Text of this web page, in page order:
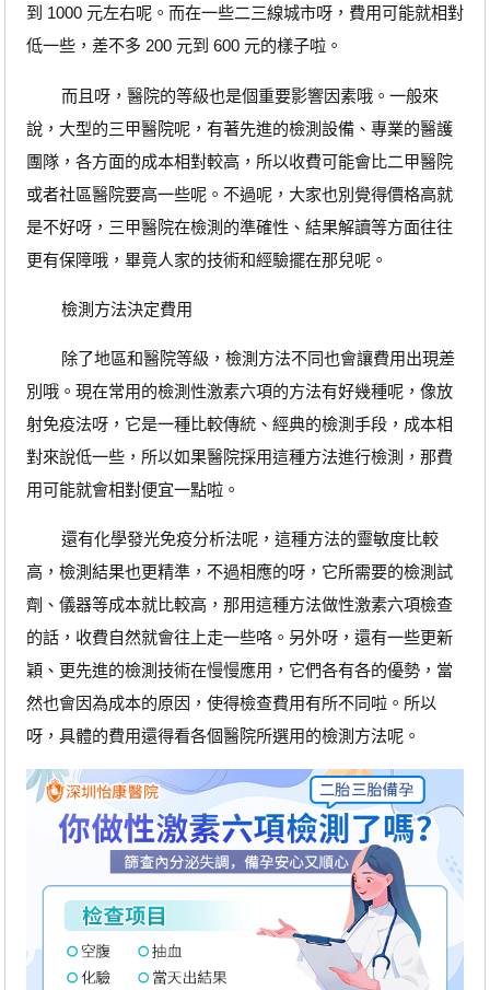
到 1000 元左右呢。而在一些二三線城市呀，費用可能就相對
低一些，差不多 200 元到 600 元的樣子啦。
而且呀，醫院的等級也是個重要影響因素哦。一般來
說，大型的三甲醫院呢，有著先進的檢測設備、專業的醫護
團隊，各方面的成本相對較高，所以收費可能會比二甲醫院
或者社區醫院要高一些呢。不過呢，大家也別覺得價格高就
是不好呀，三甲醫院在檢測的準確性、結果解讀等方面往往
更有保障哦，畢竟人家的技術和經驗擺在那兒呢。
檢測方法決定費用
除了地區和醫院等級，檢測方法不同也會讓費用出現差
別哦。現在常用的檢測性激素六項的方法有好幾種呢，像放
射免疫法呀，它是一種比較傳統、經典的檢測手段，成本相
對來說低一些，所以如果醫院採用這種方法進行檢測，那費
用可能就會相對便宜一點啦。
還有化學發光免疫分析法呢，這種方法的靈敏度比較
高，檢測結果也更精準，不過相應的呀，它所需要的檢測試
劑、儀器等成本就比較高，那用這種方法做性激素六項檢查
的話，收費自然就會往上走一些咯。另外呀，還有一些更新
穎、更先進的檢測技術在慢慢應用，它們各有各的優勢，當
然也會因為成本的原因，使得檢查費用有所不同啦。所以
呀，具體的費用還得看各個醫院所選用的檢測方法呢。